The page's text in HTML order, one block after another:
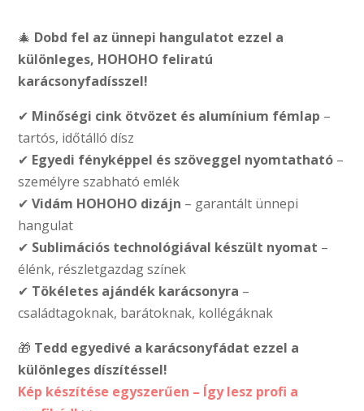
🎄 Dobd fel az ünnepi hangulatot ezzel a
különleges, HOHOHO feliratú
karácsonyfadísszel!
✔ Minőségi cink ötvözet és alumínium fémlap –
tartós, időtálló dísz
✔ Egyedi fényképpel és szöveggel nyomtatható –
személyre szabható emlék
✔Vidám HOHOHO dizájn – garantált ünnepi
hangulat
✔ Sublimációs technológiával készült nyomat –
élénk, részletgazdag színek
✔ Tökéletes ajándék karácsonyra –
családtagoknak, barátoknak, kollégáknak
🎁 Tedd egyedivé a karácsonyfádat ezzel a
különleges díszítéssel!
Kép készítése egyszerűen – Így lesz profi a